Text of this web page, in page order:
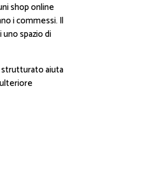
shop online
i commessi. Il
spazio di
strutturato aiuta